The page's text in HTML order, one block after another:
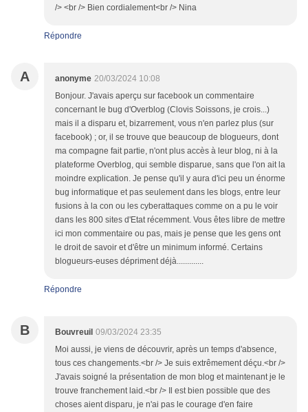
/> <br /> Bien cordialement<br /> Nina
Répondre
A anonyme 20/03/2024 10:08
Bonjour. J'avais aperçu sur facebook un commentaire
concernant le bug d'Overblog (Clovis Soissons, je crois...)
mais il a disparu et, bizarrement, vous n'en parlez plus (sur
facebook) ; or, il se trouve que beaucoup de blogueurs, dont
ma compagne fait partie, n'ont plus accès à leur blog, ni à la
plateforme Overblog, qui semble disparue, sans que l'on ait la
moindre explication. Je pense qu'il y aura d'ici peu un énorme
bug informatique et pas seulement dans les blogs, entre leur
fusions à la con ou les cyberattaques comme on a pu le voir
dans les 800 sites d'Etat récemment. Vous êtes libre de mettre
ici mon commentaire ou pas, mais je pense que les gens ont
le droit de savoir et d'être un minimum informé. Certains
blogueurs-euses dépriment déjà.............
Répondre
B Bouvreuil 09/03/2024 23:35
Moi aussi, je viens de découvrir, après un temps d'absence,
tous ces changements.<br /> Je suis extrêmement déçu.<br />
J'avais soigné la présentation de mon blog et maintenant je le
trouve franchement laid.<br /> Il est bien possible que des
choses aient disparu, je n'ai pas le courage d'en faire